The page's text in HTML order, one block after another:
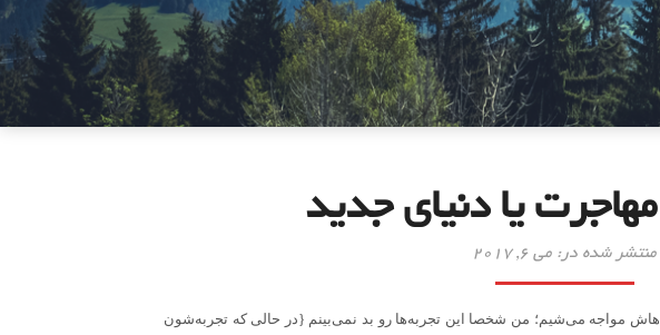
یا دنیای جدید
منتشر شده در: می 6, 2017
مواجه می‌شیم؛ من شخصا این تجربه‌ها رو بد نمی‌بینم }در حالی که تجربه‌شون